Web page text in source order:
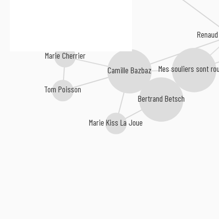
Mes souliers sont
Camille Bazbaz
Tom Poisson
Marie Kiss La Joue
Marie Cherrier
Bertrand Betsch